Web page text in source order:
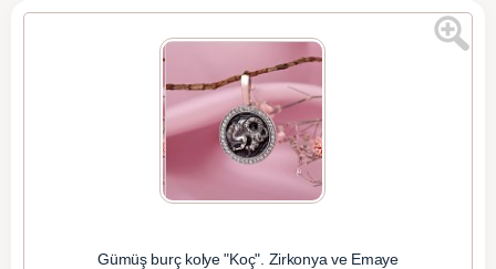
Gümüş burç kolye "Koç". Zirkonya ve Emaye